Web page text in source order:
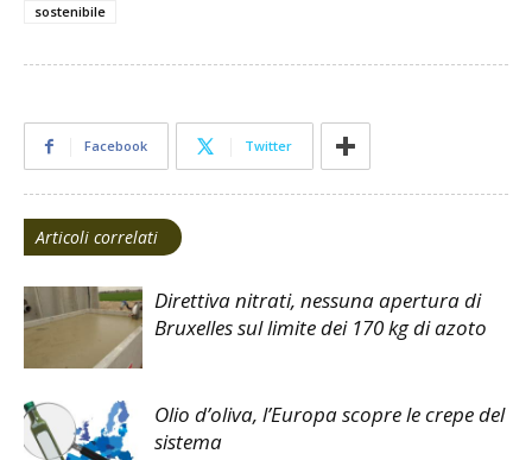
sostenibile
Facebook Twitter
Articoli correlati
Direttiva nitrati, nessuna apertura di
Bruxelles sul limite dei 170 kg di azoto
Olio d’oliva, l’Europa scopre le crepe del
sistema